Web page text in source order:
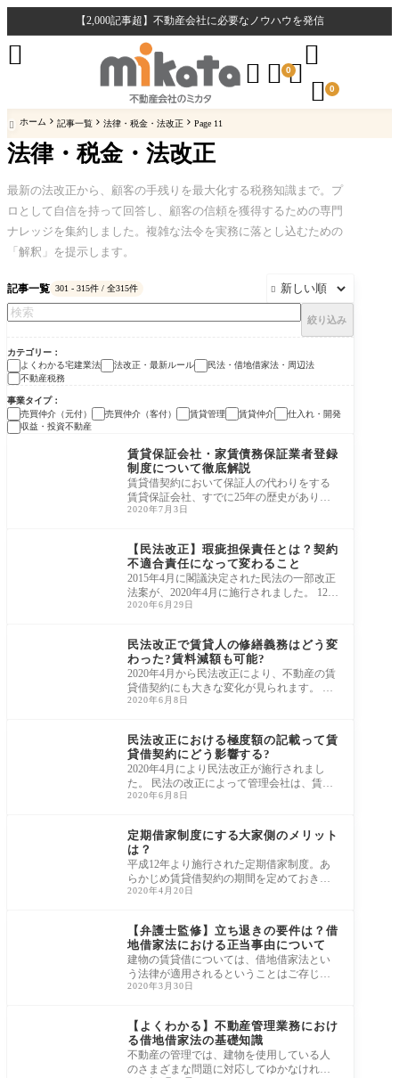
【2,000記事超】不動産会社に必要なノウハウを発信
  0

 0

 ホーム 記事一覧 法律・税金・法改正 Page 11
法律・税金・法改正
最新の法改正から、顧客の手残りを最大化する税務知識まで。プ
ロとして自信を持って回答し、顧客の信頼を獲得するための専門
ナレッジを集約しました。複雑な法令を実務に落とし込むための
「解釈」を提示します。
記事一覧 301 - 315件 / 全315件 
絞り込み
カテゴリー
よくわかる宅建業法
法改正・最新ルール
民法・借地借家法・周辺法
不動産税務
事業タイプ
売買仲介（元付）
売買仲介（客付） 賃貸管理 賃貸仲介
仕入れ・開発
収益・投資不動産
法改正・最新ルール
賃貸保証会社・家賃債務保証業者登録
制度について徹底解説
賃貸借契約において保証人の代わりをする
賃貸保証会社、すでに25年の歴史がありま
すが、国がすすめる住宅政策で重要な役割
2020年7月3日
【民法改正】瑕疵担保責任とは？契約
不適合責任になって変わること
2015年4月に閣議決定された民法の一部改正
法案が、2020年4月に施行されました。 120
年ぶりの改正ということもあり、特に債権
2020年6月29日
民法改正で賃貸人の修繕義務はどう変
わった?賃料減額も可能?
2020年4月から民法改正により、不動産の賃
貸借契約にも大きな変化が見られます。 変
更になった点のひとつが賃貸人の修繕義務
2020年6月8日
民法改正における極度額の記載って賃
貸借契約にどう影響する?
2020年4月により民法改正が施行されまし
た。 民法の改正によって管理会社は、賃貸
借契約書の変更など、大きな影響を与えた
2020年6月8日
定期借家制度にする大家側のメリット
は？
平成12年より施行された定期借家制度。あ
らかじめ賃貸借契約の期間を定めておき、
期間が到達したら、更新することなく賃貸
2020年4月20日
【弁護士監修】立ち退きの要件は？借
地借家法における正当事由について
建物の賃貸借については、借地借家法とい
う法律が適用されるということはご存じの
方も多いかと思います。 この借地借家法に
2020年3月30日
【よくわかる】不動産管理業務におけ
る借地借家法の基礎知識
不動産の管理では、建物を使用している人
のさまざまな問題に対応してゆかなければ